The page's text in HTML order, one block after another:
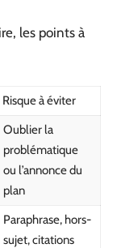
les points à
Risque à éviter
Oublier la
problématique
ou l’annonce du
plan
Paraphrase, hors-
sujet, citations